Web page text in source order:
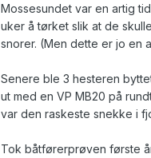
Mossesundet var en artig
uker å tørket slik at de
snorer. (Men dette er jo en
Senere ble 3 hesteren
ut med en VP MB20 på
var den raskeste snekke i
Tok båtførerprøven første